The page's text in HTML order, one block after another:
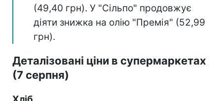
(49,40 грн). У "Сільпо" продовжує
діяти знижка на олію "Премія" (52,99
грн).
Деталізовані ціни в супермаркетах
(7 серпня)